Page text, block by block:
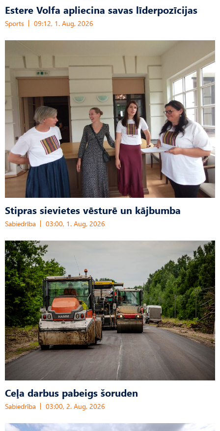
Estere Volfa apliecina savas līderpozīcijas
Sports 09:12, 1. Aug, 2026
Stipras sievietes vēsturē un kājbumba
Sabiedrība 03:00, 1. Aug, 2026
Ceļa darbus pabeigs šoruden
Sabiedrība 03:00, 2. Aug, 2026